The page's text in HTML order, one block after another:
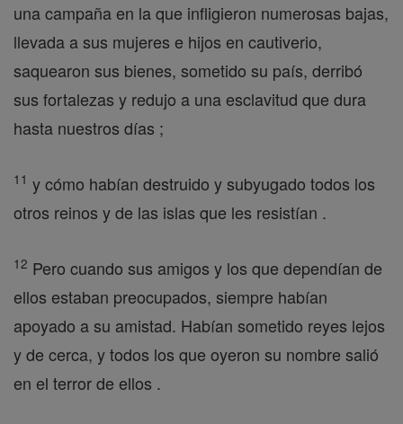
una campaña en la que infligieron numerosas bajas,
llevada a sus mujeres e hijos en cautiverio,
saquearon sus bienes, sometido su país, derribó
sus fortalezas y redujo a una esclavitud que dura
hasta nuestros días ;
11 y cómo habían destruido y subyugado todos los
otros reinos y de las islas que les resistían .
12 Pero cuando sus amigos y los que dependían de
ellos estaban preocupados, siempre habían
apoyado a su amistad. Habían sometido reyes lejos
y de cerca, y todos los que oyeron su nombre salió
en el terror de ellos .